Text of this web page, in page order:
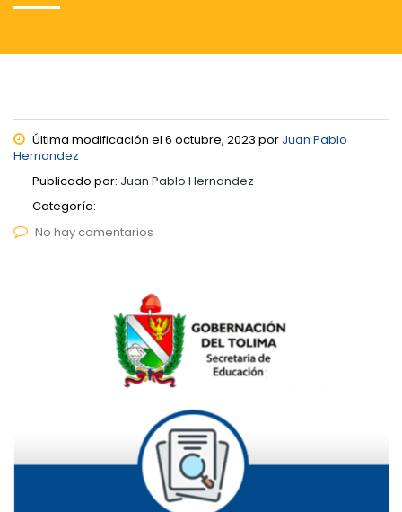
Última modificación el 6 octubre, 2023 por Juan Pablo
Hernandez
Publicado por: Juan Pablo Hernandez
Categoría:
No hay comentarios